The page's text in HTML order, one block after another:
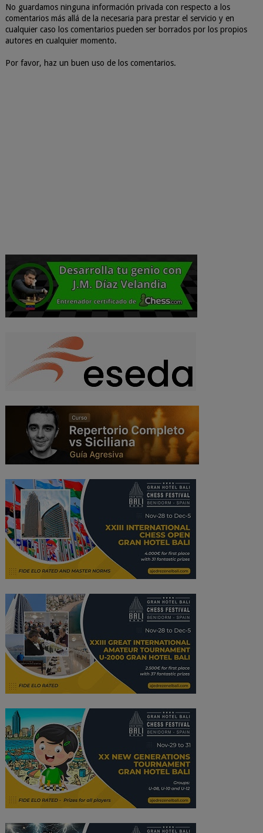
No guardamos ninguna información privada con respecto a los
comentarios más allá de la necesaria para prestar el servicio y en
cualquier caso los comentarios pueden ser borrados por los propios
autores en cualquier momento.
Por favor, haz un buen uso de los comentarios.